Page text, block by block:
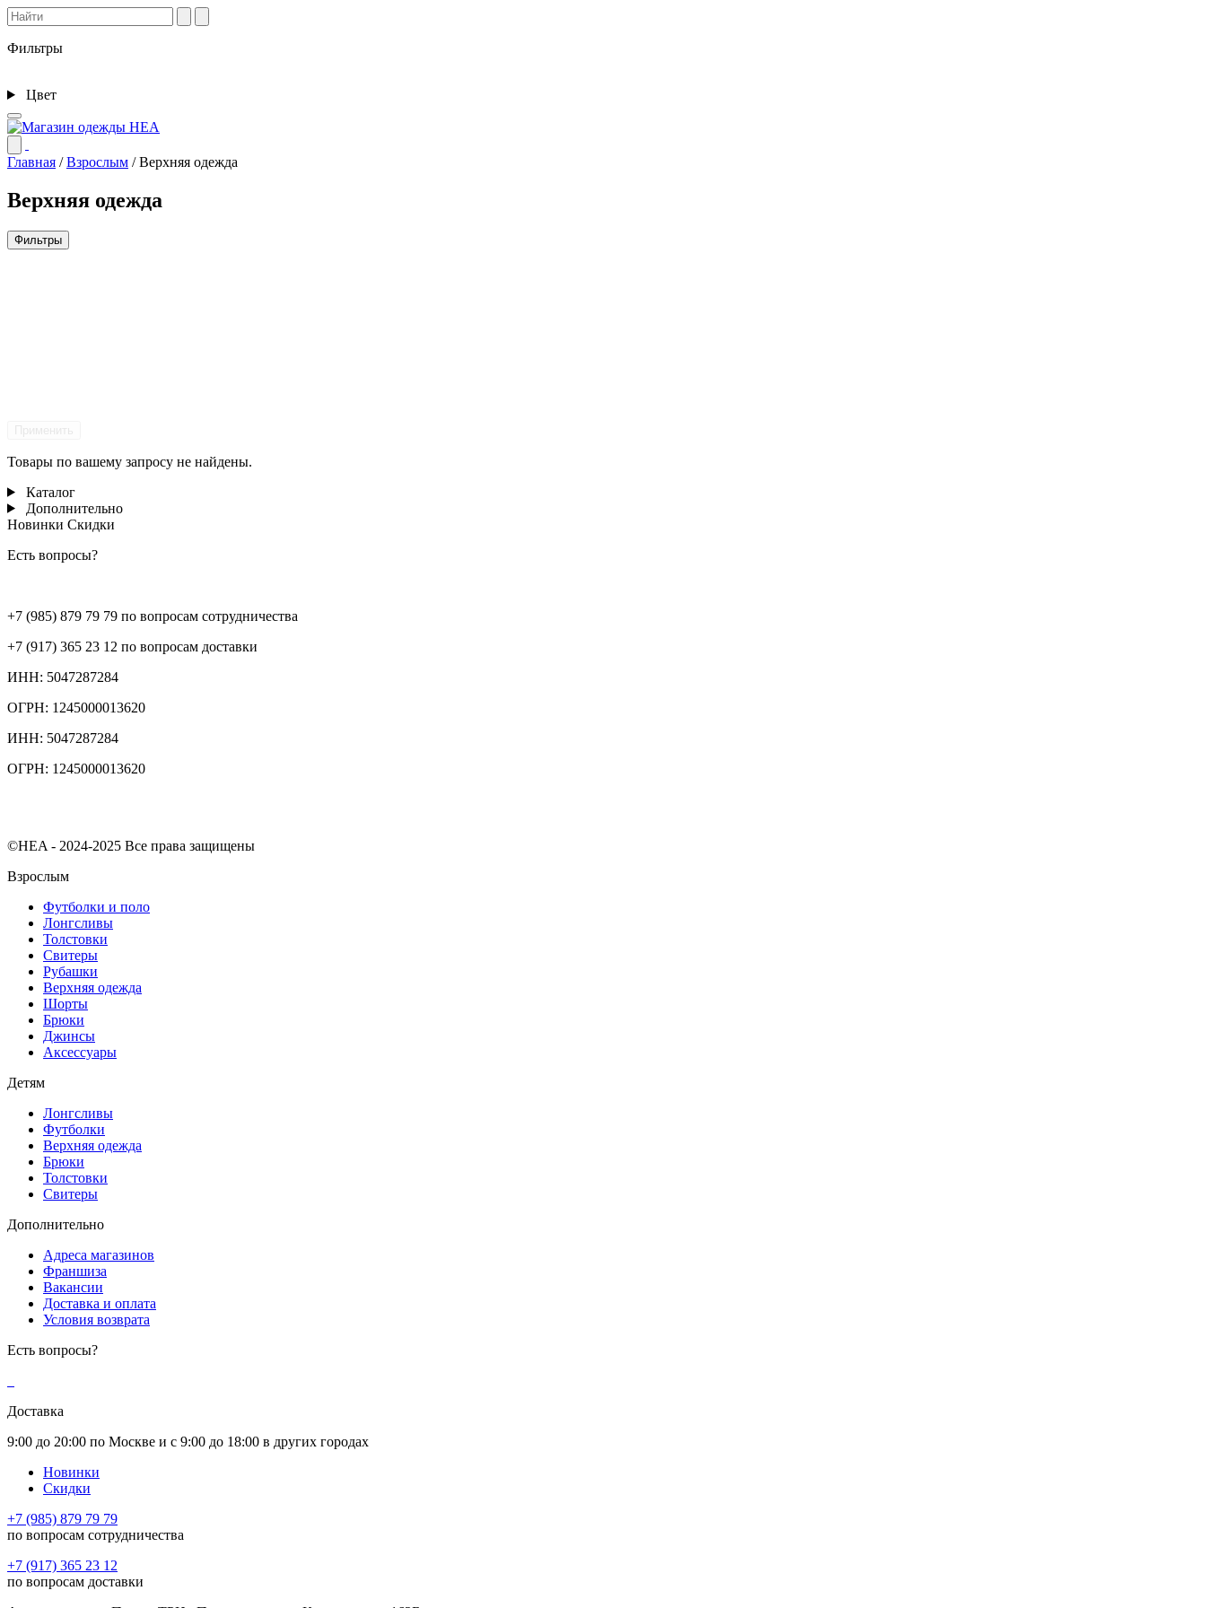
Фильтры
Цвет
Главная /Взрослым /Верхняя одежда
Верхняя одежда
Фильтры
Товары по вашему запросу не найдены.
Каталог
Дополнительно
Новинки Скидки
Есть вопросы?
+7 (985) 879 79 79 по вопросам сотрудничества
+7 (917) 365 23 12 по вопросам доставки
ИНН: 5047287284
ОГРН: 1245000013620
ИНН: 5047287284
ОГРН: 1245000013620
©HEA - 2024-2025 Все права защищены
Взрослым
Футболки и поло
Лонгсливы
Толстовки
Свитеры
Рубашки
Верхняя одежда
Шорты
Брюки
Джинсы
Аксессуары
Детям
Лонгсливы
Футболки
Верхняя одежда
Брюки
Толстовки
Свитеры
Дополнительно
Адреса магазинов
Франшиза
Вакансии
Доставка и оплата
Условия возврата
Есть вопросы?
Доставка
9:00 до 20:00 по Москве и с 9:00 до 18:00 в других городах
Новинки
Скидки
+7 (985) 879 79 79
по вопросам сотрудничества
+7 (917) 365 23 12
по вопросам доставки